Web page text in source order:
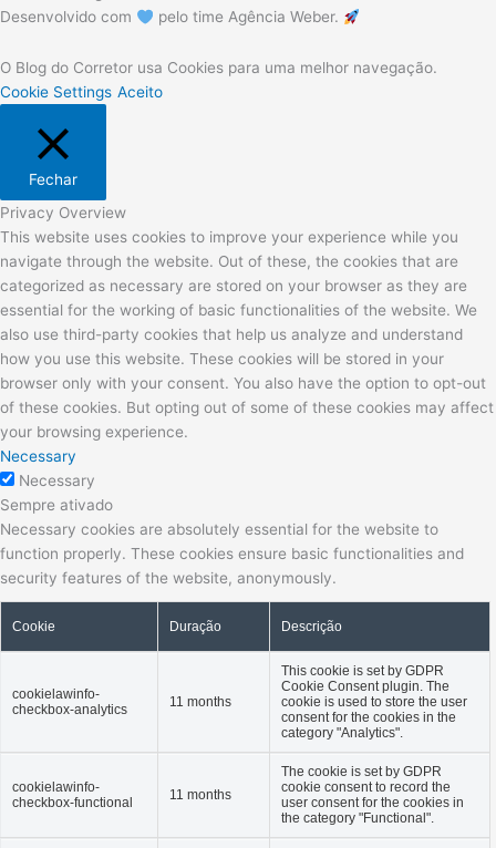
Desenvolvido com
pelo time Agência Weber.
O Blog do Corretor usa Cookies para uma melhor navegação.
Cookie Settings Aceito
Fechar
Privacy Overview
This website uses cookies to improve your experience while you
navigate through the website. Out of these, the cookies that are
categorized as necessary are stored on your browser as they are
essential for the working of basic functionalities of the website. We
also use third-party cookies that help us analyze and understand
how you use this website. These cookies will be stored in your
browser only with your consent. You also have the option to opt-out
of these cookies. But opting out of some of these cookies may affect
your browsing experience.
Necessary
Necessary
Sempre ativado
Necessary cookies are absolutely essential for the website to
function properly. These cookies ensure basic functionalities and
security features of the website, anonymously.
Cookie Duração Descrição
cookielawinfo-
checkbox-analytics
11 months
This cookie is set by GDPR
Cookie Consent plugin. The
cookie is used to store the user
consent for the cookies in the
category "Analytics".
cookielawinfo-
checkbox-functional
11 months
The cookie is set by GDPR
cookie consent to record the
user consent for the cookies in
the category "Functional".